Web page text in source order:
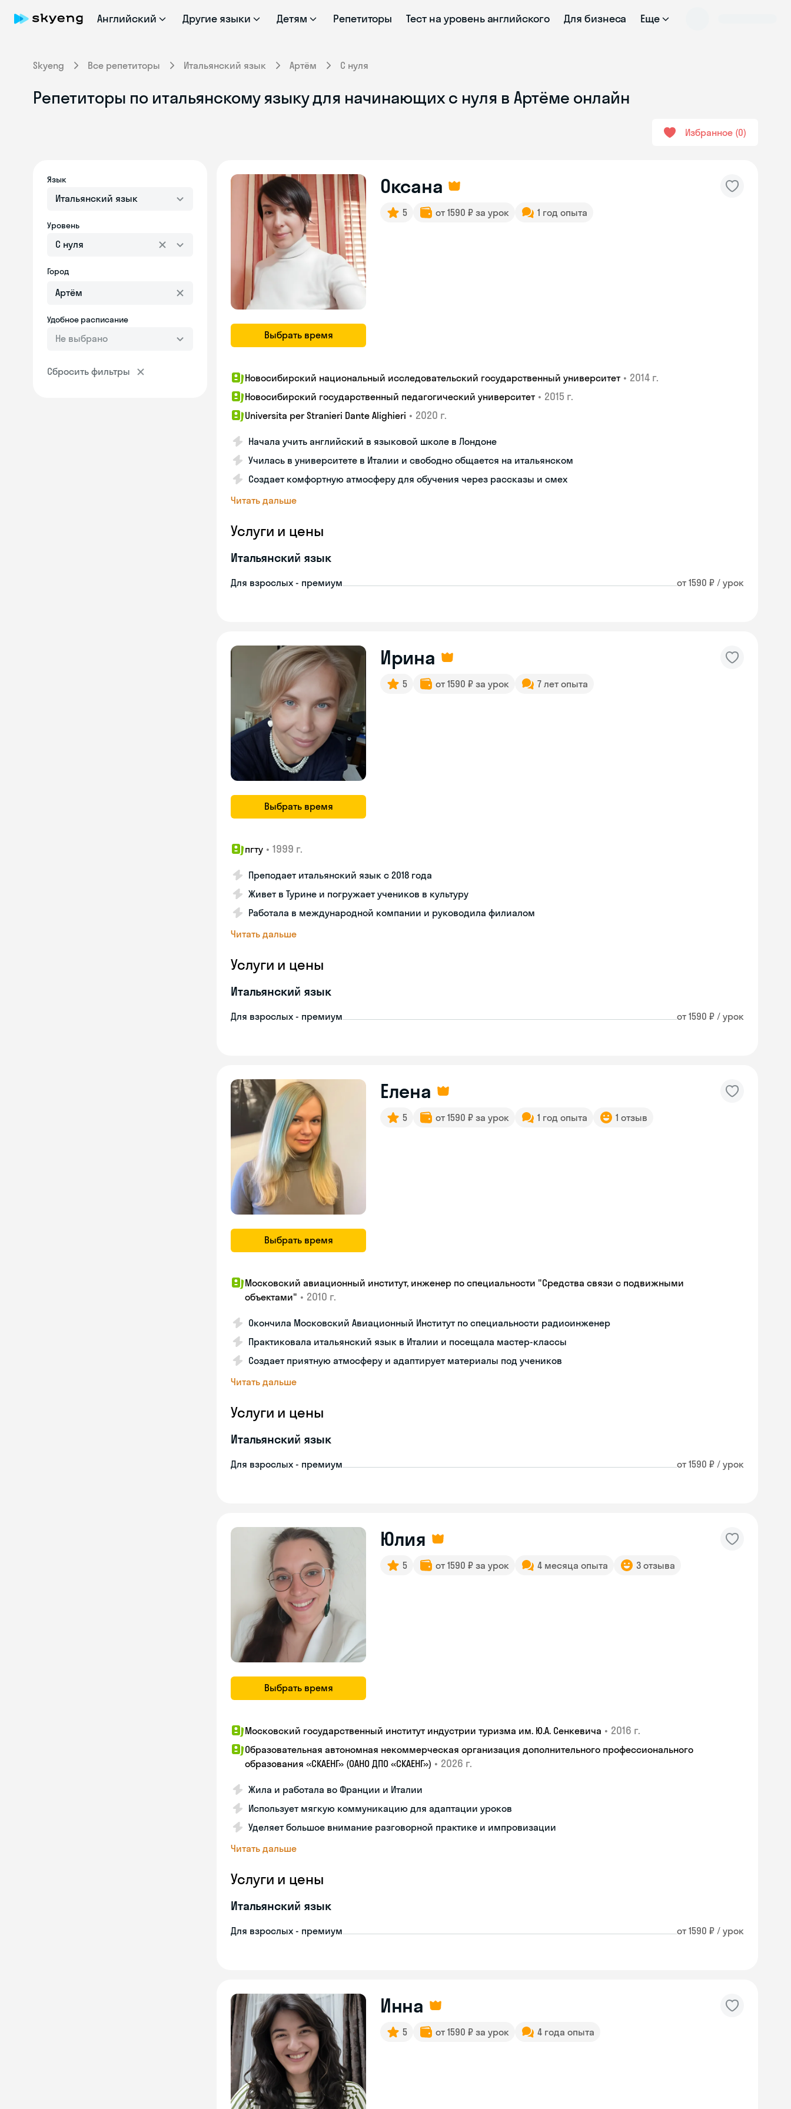
Английский Другие языки Детям Репетиторы Тест на уровень английского Для бизнеса Еще
Skyeng Все репетиторы Итальянский язык Артём С нуля
Репетиторы по итальянскому языку для начинающих с нуля в Артёме онлайн
Избранное 0
Язык
Итальянский язык
Уровень
С нуля
Город
Удобное расписание
Не выбрано
Сбросить фильтры
Выбрать время
Оксана
5 от 1590 ₽ за урок 1 год опыта
Новосибирский национальный исследовательский государственный университет • 2014 г.
Новосибирский государственный педагогический университет • 2015 г.
Universita per Stranieri Dante Alighieri • 2020 г.
Начала учить английский в языковой школе в Лондоне
Училась в университете в Италии и свободно общается на итальянском
Создает комфортную атмосферу для обучения через рассказы и смех
Читать дальше
Услуги и цены
Итальянский язык
Для взрослых - премиум от 1590 ₽ / урок
Выбрать время
Ирина
5 от 1590 ₽ за урок 7 лет опыта
пгту • 1999 г.
Преподает итальянский язык с 2018 года
Живет в Турине и погружает учеников в культуру
Работала в международной компании и руководила филиалом
Читать дальше
Услуги и цены
Итальянский язык
Для взрослых - премиум от 1590 ₽ / урок
Выбрать время
Елена
5 от 1590 ₽ за урок 1 год опыта 1 отзыв
Московский авиационный институт, инженер по специальности "Средства связи с подвижными
объектами" • 2010 г.
Окончила Московский Авиационный Институт по специальности радиоинженер
Практиковала итальянский язык в Италии и посещала мастер-классы
Создает приятную атмосферу и адаптирует материалы под учеников
Читать дальше
Услуги и цены
Итальянский язык
Для взрослых - премиум от 1590 ₽ / урок
Выбрать время
Юлия
5 от 1590 ₽ за урок 4 месяца опыта 3 отзыва
Московский государственный институт индустрии туризма им. Ю.А. Сенкевича • 2016 г.
Образовательная автономная некоммерческая организация дополнительного профессионального
образования «СКАЕНГ» (ОАНО ДПО «СКАЕНГ») • 2026 г.
Жила и работала во Франции и Италии
Использует мягкую коммуникацию для адаптации уроков
Уделяет большое внимание разговорной практике и импровизации
Читать дальше
Услуги и цены
Итальянский язык
Для взрослых - премиум от 1590 ₽ / урок
Инна
5 от 1590 ₽ за урок 4 года опыта